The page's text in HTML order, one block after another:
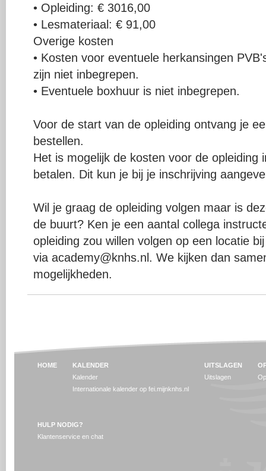
• Opleiding: € 3016,00
• Lesmateriaal: € 91,00
Overige kosten
• Kosten voor eventuele herkansingen
zijn niet inbegrepen.
• Eventuele boxhuur is niet inbegrepen.
Voor de start van de opleiding ontvang je
bestellen.
Het is mogelijk de kosten voor de opleiding
betalen. Dit kun je bij je inschrijving
Wil je graag de opleiding volgen maar is
de buurt? Ken je een aantal collega
opleiding zou willen volgen op een locatie
via academy@knhs.nl. We kijken dan
mogelijkheden.
HOME
KALENDER
Kalender
Internationale kalender op fei.mijnknhs.nl
UITSLAGEN
Uitslagen
HULP NODIG?
Klantenservice en chat